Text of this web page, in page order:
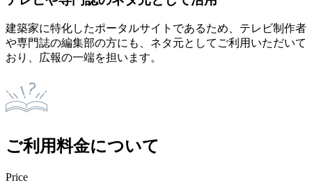
建築家に特化したポータルサイトであるため、テレビ制作者
や専門誌の編集部の方にも、ネタ元としてご利用いただいて
おり、広報の一端を担います。
ご利用料金について
Price